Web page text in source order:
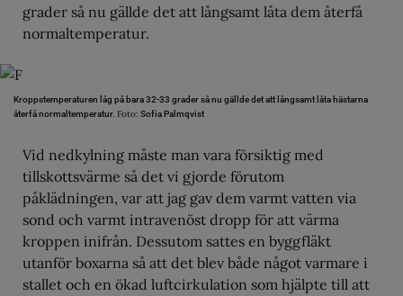
grader så nu gällde det att långsamt låta dem återfå
normaltemperatur.
Kroppstemperaturen låg på bara 32-33 grader så nu gällde det att långsamt låta hästarna
återfå normaltemperatur. Foto: Sofia Palmqvist
Vid nedkylning måste man vara försiktig med
tillskottsvärme så det vi gjorde förutom
påklädningen, var att jag gav dem varmt vatten via
sond och varmt intravenöst dropp för att värma
kroppen inifrån. Dessutom sattes en byggfläkt
utanför boxarna så att det blev både något varmare i
stallet och en ökad luftcirkulation som hjälpte till att